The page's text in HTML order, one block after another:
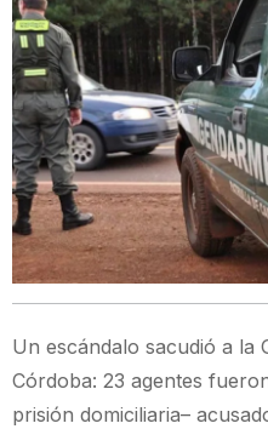
Un escándalo sacudió a la
Córdoba: 23 agentes
prisión domiciliaria–